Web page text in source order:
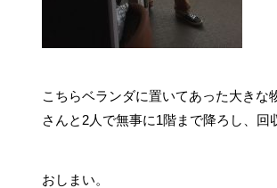
こちらベランダに置いてあった大き
さんと2人で無事に1階まで降ろし、回
おしまい。